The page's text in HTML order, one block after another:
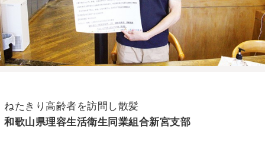
ねたきり高齢者を訪問し散髪
和歌山県理容生活衛生同業組合新宮支部